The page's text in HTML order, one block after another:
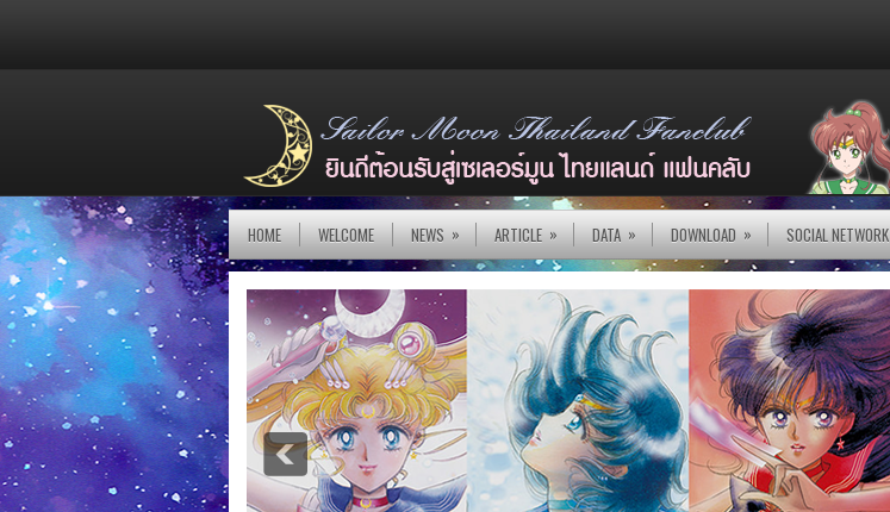
HOME WELCOME NEWS » ARTICLE » DATA » DOWNLOAD » SOCIAL NETWORK